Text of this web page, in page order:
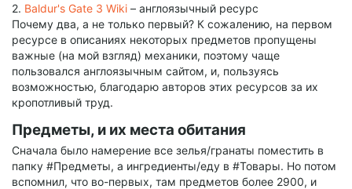
2. Baldur's Gate 3 Wiki – англоязычный ресурс
Почему два, а не только первый? К сожалению, на первом
ресурсе в описаниях некоторых предметов пропущены
важные (на мой взгляд) механики, поэтому чаще
пользовался англоязычным сайтом, и, пользуясь
возможностью, благодарю авторов этих ресурсов за их
кропотливый труд.
Предметы, и их места обитания
Сначала было намерение все зелья/гранаты поместить в
папку #Предметы, а ингредиенты/еду в #Товары. Но потом
вспомнил, что во-первых, там предметов более 2900, и